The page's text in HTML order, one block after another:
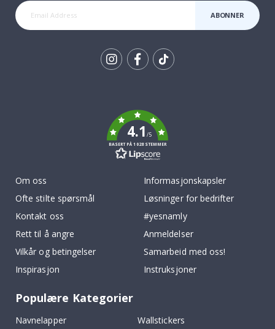
ABONNER
4.1/5
BASERT PÅ 1028 STEMMER
Om oss
Ofte stilte spørsmål
Kontakt oss
Rett til å angre
Vilkår og betingelser
Inspirasjon
Informasjonskapsler
Løsninger for bedrifter
#yesnamly
Anmeldelser
Samarbeid med oss!
Instruksjoner
Populære Kategorier
Navnelapper
Wallstickers